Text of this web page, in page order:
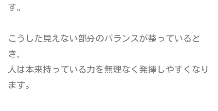
す。
こうした見えない部分のバランスが整っていると
き、
人は本来持っている力を無理なく発揮しやすくなり
ます。